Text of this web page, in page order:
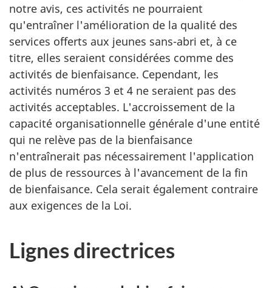
notre avis, ces activités ne pourraient
qu'entraîner l'amélioration de la qualité des
services offerts aux jeunes sans-abri et, à ce
titre, elles seraient considérées comme des
activités de bienfaisance. Cependant, les
activités numéros 3 et 4 ne seraient pas des
activités acceptables. L'accroissement de la
capacité organisationnelle générale d'une entité
qui ne relève pas de la bienfaisance
n'entraînerait pas nécessairement l'application
de plus de ressources à l'avancement de la fin
de bienfaisance. Cela serait également contraire
aux exigences de la Loi.
Lignes directrices